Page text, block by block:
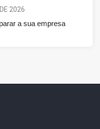
2026
a sua empresa